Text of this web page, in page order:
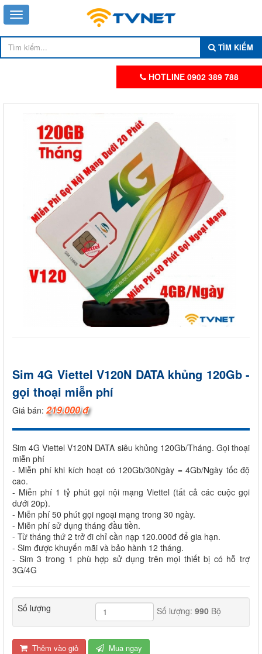
TÌM KIẾM
HOTLINE 0902 389 788
Sim 4G Viettel V120N DATA khủng 120Gb -
gọi thoại miễn phí
Giá bán: 219.000 đ
Sim 4G Viettel V120N DATA siêu khủng 120Gb/Tháng. Gọi thoại
miễn phí
- Miễn phí khi kích hoạt có 120Gb/30Ngày = 4Gb/Ngày tốc độ
cao.
- Miễn phí 1 tỷ phút gọi nội mạng Viettel (tất cả các cuộc gọi
dưới 20p).
- Miễn phí 50 phút gọi ngoại mạng trong 30 ngày.
- Miễn phí sử dụng tháng đầu tiền.
- Từ tháng thứ 2 trở đi chỉ cần nạp 120.000đ để gia hạn.
- Sim được khuyến mãi và bảo hành 12 tháng.
- Sim 3 trong 1 phù hợp sử dụng trên mọi thiết bị có hỗ trợ
3G/4G
Số lượng Số lượng: 990Bộ
Thêm vào giỏ Mua ngay